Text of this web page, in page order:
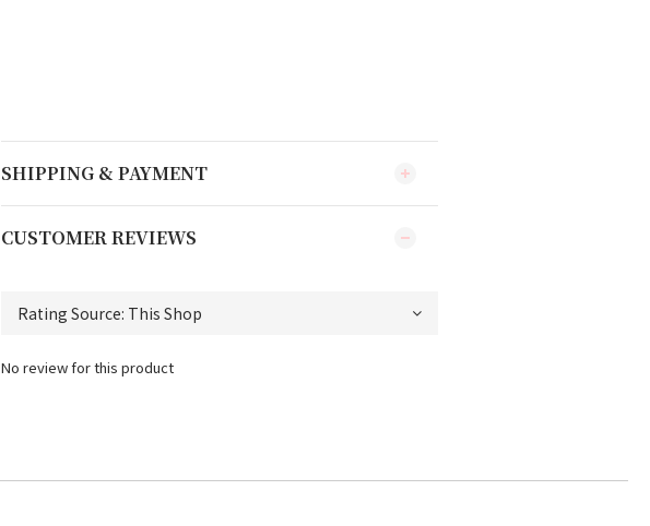
SHIPPING & PAYMENT
CUSTOMER REVIEWS
No review for this product